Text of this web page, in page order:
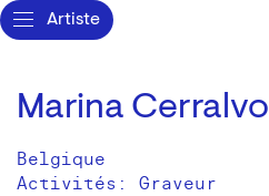
Artiste
Marina Cerralvo
Belgique
Activités: Graveur